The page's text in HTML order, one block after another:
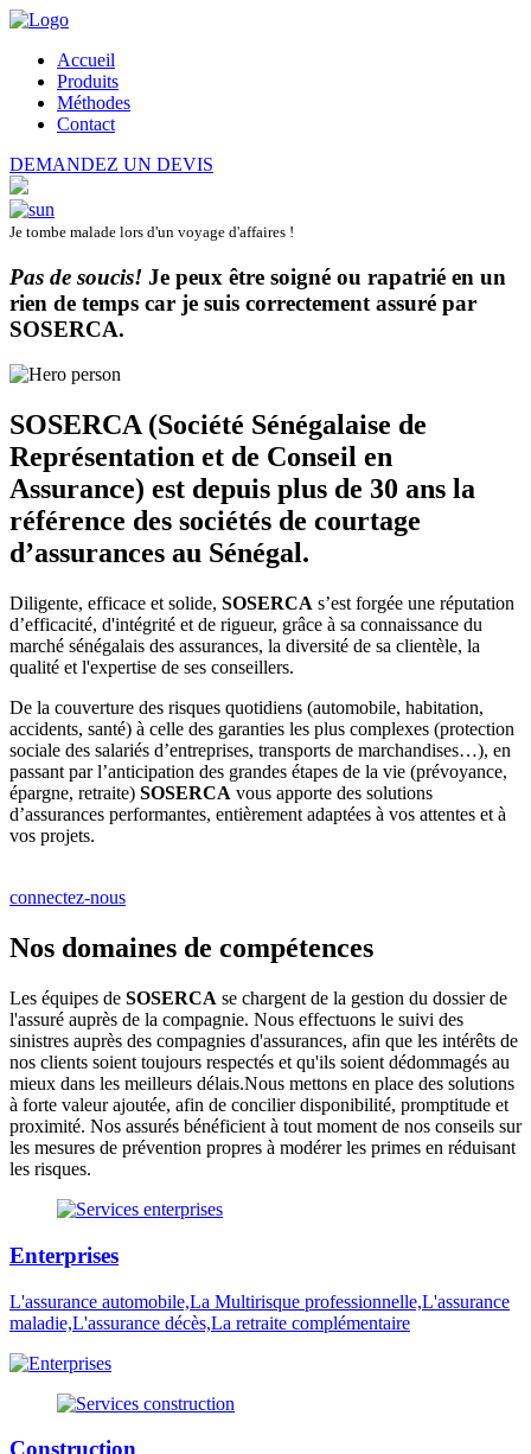
Accueil
Produits
Méthodes
Contact
DEMANDEZ UN DEVIS
Je tombe malade lors d'un voyage d'affaires !
Pas de soucis! Je peux être soigné ou rapatrié en un
rien de temps car je suis correctement assuré par
SOSERCA.
SOSERCA (Société Sénégalaise de
Représentation et de Conseil en
Assurance) est depuis plus de 30 ans la
référence des sociétés de courtage
d’assurances au Sénégal.
Diligente, efficace et solide, SOSERCA s’est forgée une réputation
d’efficacité, d'intégrité et de rigueur, grâce à sa connaissance du
marché sénégalais des assurances, la diversité de sa clientèle, la
qualité et l'expertise de ses conseillers.
De la couverture des risques quotidiens (automobile, habitation,
accidents, santé) à celle des garanties les plus complexes (protection
sociale des salariés d’entreprises, transports de marchandises…), en
passant par l’anticipation des grandes étapes de la vie (prévoyance,
épargne, retraite) SOSERCA vous apporte des solutions
d’assurances performantes, entièrement adaptées à vos attentes et à
vos projets.
connectez-nous
Nos domaines de compétences
Les équipes de SOSERCA se chargent de la gestion du dossier de
l'assuré auprès de la compagnie. Nous effectuons le suivi des
sinistres auprès des compagnies d'assurances, afin que les intérêts de
nos clients soient toujours respectés et qu'ils soient dédommagés au
mieux dans les meilleurs délais.Nous mettons en place des solutions
à forte valeur ajoutée, afin de concilier disponibilité, promptitude et
proximité. Nos assurés bénéficient à tout moment de nos conseils sur
les mesures de prévention propres à modérer les primes en réduisant
les risques.
Enterprises
L'assurance automobile,La Multirisque professionnelle,L'assurance
maladie,L'assurance décès,La retraite complémentaire
Construction